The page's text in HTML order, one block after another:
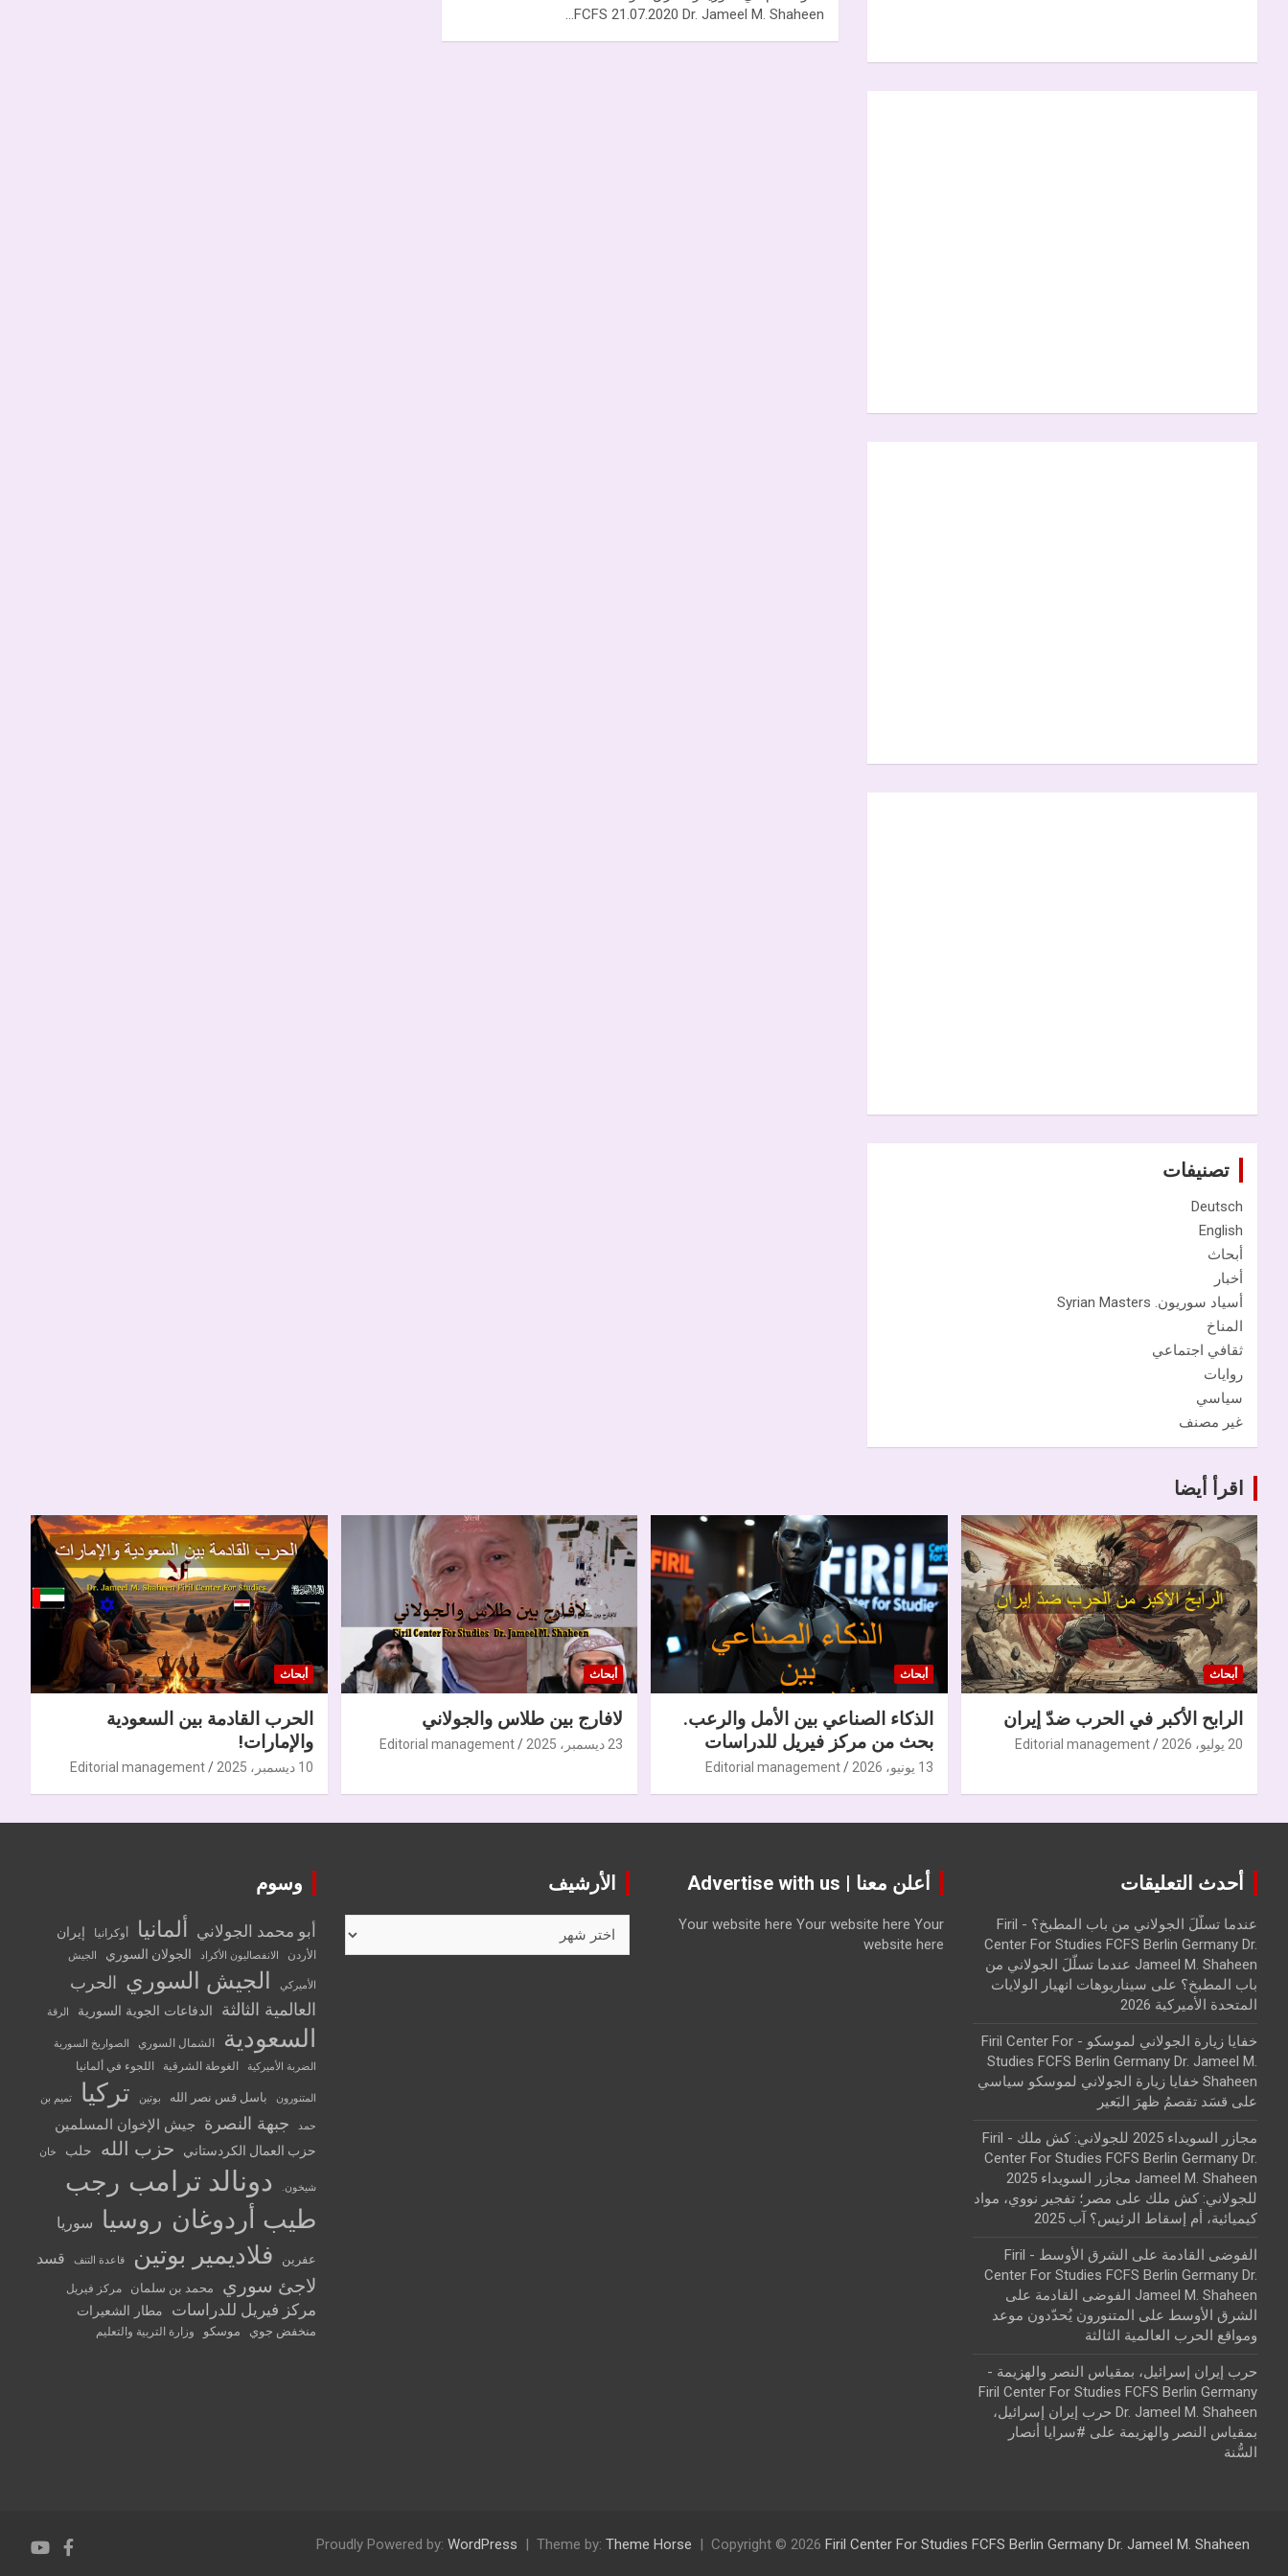
FCFS 21.07.2020 Dr. Jameel M. Shaheen…
تصنيفات
Deutsch
English
أبحاث
أخبار
أسياد سوريون. Syrian Masters
المناخ
ثقافي اجتماعي
روايات
سياسي
غير مصنف
اقرأ أيضا
أبحاث
الرابح الأكبر في الحرب ضدّ إيران
20 يوليو، 2026 Editorial management
أبحاث
الذكاء الصناعي بين الأمل والرعب.
بحث من مركز فيريل للدراسات
13 يونيو، 2026 Editorial management
أبحاث
لافارج بين طلاس والجولاني
23 ديسمبر، 2025 Editorial management
أبحاث
الحرب القادمة بين السعودية
والإمارات!
10 ديسمبر، 2025 Editorial management
أحدث التعليقات
عندما تسلّلَ الجولاني من باب المطبخ؟ - Firil
Center For Studies FCFS Berlin Germany Dr.
Jameel M. Shaheen عندما تسلّلَ الجولاني من
باب المطبخ؟ على سيناريوهات انهيار الولايات
المتحدة الأميركية 2026
خفايا زيارة الجولاني لموسكو - Firil Center For
Studies FCFS Berlin Germany Dr. Jameel M.
Shaheen خفايا زيارة الجولاني لموسكو سياسي
على قسَد تقصمُ ظهرَ البَعير
مجازر السويداء 2025 للجولاني: كش ملك - Firil
Center For Studies FCFS Berlin Germany Dr.
Jameel M. Shaheen مجازر السويداء 2025
للجولاني: كش ملك على مصر؛ تفجير نووي، مواد
كيميائية، أم إسقاط الرئيس؟ آب 2025
الفوضى القادمة على الشرق الأوسط - Firil
Center For Studies FCFS Berlin Germany Dr.
Jameel M. Shaheen الفوضى القادمة على
الشرق الأوسط على المتنورون يُحدّدون موعد
ومواقع الحرب العالمية الثالثة
حرب إيران إسرائيل، بمقياس النصر والهزيمة -
Firil Center For Studies FCFS Berlin Germany
Dr. Jameel M. Shaheen حرب إيران إسرائيل،
بمقياس النصر والهزيمة على #سرايا أنصار
السُّنة
أعلن معنا | Advertise with us
Your website here Your website here Your
website here
الأرشيف وسوم
أبو محمد الجولاني ألمانيا أوكرانيا إيران
الأردن الانفصاليون الأكراد الجولان السوري الجيش
الأميركي الجيش السوري الحرب
العالمية الثالثة
الدفاعات الجوية السورية الرقة
السعودية الشمال السوري
الصواريخ السورية
الضربة الأميركية
الغوطة الشرقية اللجوء في ألمانيا
المتنورون باسل قس نصر الله بوتين تركيا تميم بن
حمد جبهة النصرة جيش الإخوان المسلمين
حزب العمال الكردستاني حزب الله حلب خان
شيخون. دونالد ترامب رجب
طيب أردوغان روسيا سوريا
عفرين فلاديمير بوتين قاعدة التنف قسد
لاجئ سوري محمد بن سلمان مركز فيريل
مركز فيريل للدراسات مطار الشعيرات
منخفض جوي موسكو وزارة التربية والتعليم
Copyright © 2026 Firil Center For Studies FCFS Berlin Germany Dr. Jameel M. Shaheen
Theme by: Theme Horse
Proudly Powered by: WordPress